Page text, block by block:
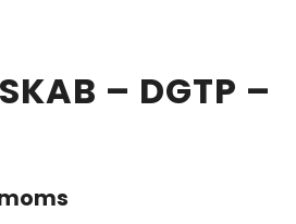
– DGTP –